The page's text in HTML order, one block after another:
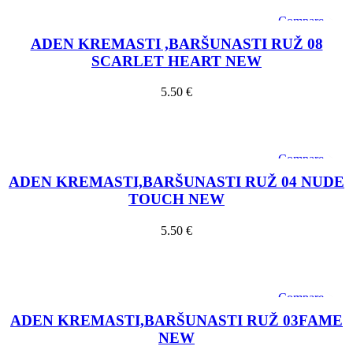
Compare
Quick view
Add to wishlist
ADEN KREMASTI ,BARŠUNASTI RUŽ 08
SCARLET HEART NEW
5.50 €
Compare
Quick view
Add to wishlist
ADEN KREMASTI,BARŠUNASTI RUŽ 04 NUDE
TOUCH NEW
5.50 €
Compare
Quick view
Add to wishlist
ADEN KREMASTI,BARŠUNASTI RUŽ 03FAME
NEW